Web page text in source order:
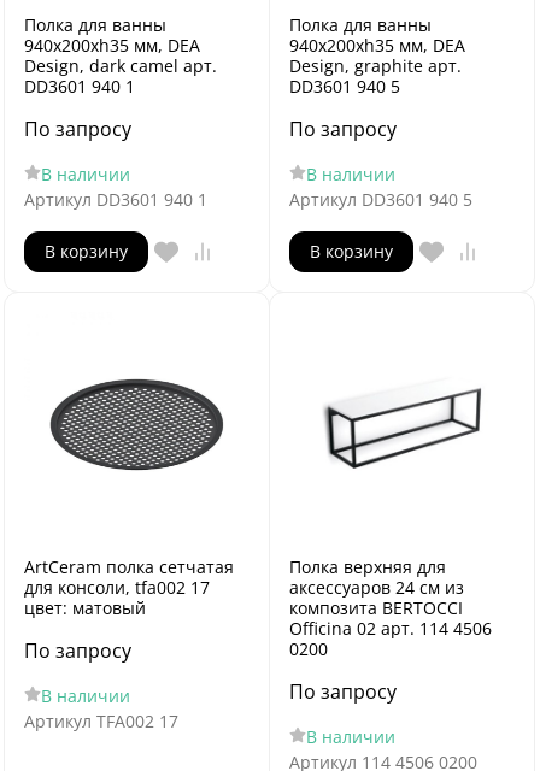
Полка для ванны
940х200хh35 мм, DEA
Design, dark camel арт.
DD3601 940 1
По запросу
В наличии
Артикул DD3601 940 1
В корзину
Полка для ванны
940х200хh35 мм, DEA
Design, graphite арт.
DD3601 940 5
По запросу
В наличии
Артикул DD3601 940 5
В корзину
ArtCeram полка сетчатая
для консоли, tfa002 17
цвет: матовый
По запросу
В наличии
Артикул TFA002 17
Полка верхняя для
аксессуаров 24 см из
композита BERTOCCI
Officina 02 арт. 114 4506
0200
По запросу
В наличии
Артикул 114 4506 0200